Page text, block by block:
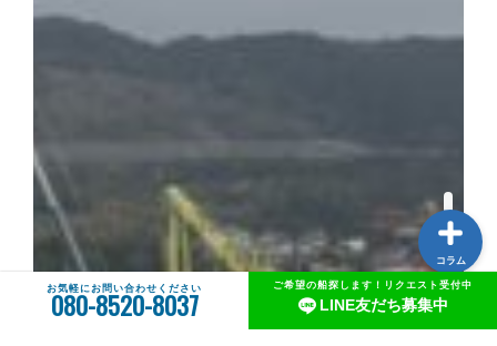
コラム
AWJ中古船売買センターとは
お気軽にお問い合わせください
080-8520-8037
ご希望の船探します！リクエスト受付中
LINE友だち募集中